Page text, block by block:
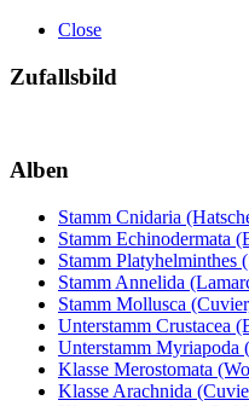
Close
Zufallsbild
Alben
Stamm Cnidaria
Stamm Echinodermata
Stamm Platyhelminthes
Stamm Annelida
Stamm Mollusca
Unterstamm Crustacea
Unterstamm Myriapoda
Klasse Merostomata
Klasse Arachnida